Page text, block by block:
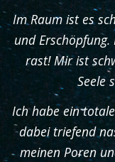
Im Raum ist es
und
rast! Mir ist
Seele
Ich habe ein
dabei triefend
meinen Poren